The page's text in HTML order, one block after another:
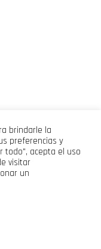
brindarle la
preferencias y
todo", acepta el uso
visitar
un